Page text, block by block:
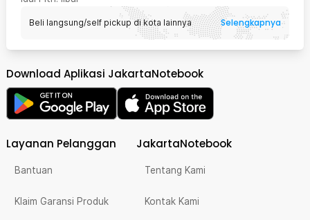
Beli langsung/self pickup di kota lainnya Selengkapnya
Download Aplikasi JakartaNotebook
Layanan Pelanggan
Bantuan
Klaim Garansi Produk
JakartaNotebook
Tentang Kami
Kontak Kami